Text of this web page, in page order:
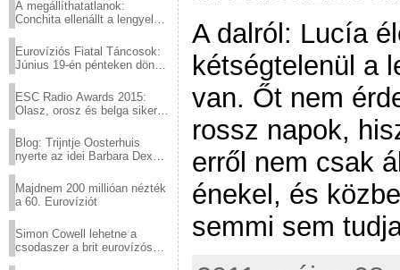
A megállíthatatlanok:
Conchita ellenállt a lengyel
Eurovíziós Fiatal Táncosok:
Június 19-én pénteken döntő
ESC Radio Awards 2015:
Olasz, orosz és belga siker,
Blog: Trijntje Oosterhuis
nyerte az idei Barbara Dex
Majdnem 200 millióan nézték
a 60. Eurovíziót
Simon Cowell lehetne a
csodaszer a brit eurovízós
A dalról: Lucía
kétségtelenül a
van. Őt nem
rossz napok,
erről nem csak
énekel, és
semmi sem